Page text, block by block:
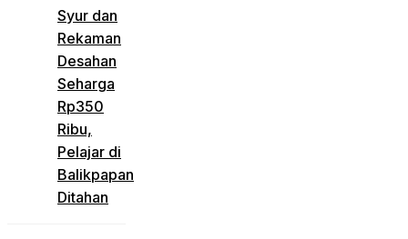
Syur dan
Rekaman
Desahan
Seharga
Rp350
Ribu,
Pelajar di
Balikpapan
Ditahan